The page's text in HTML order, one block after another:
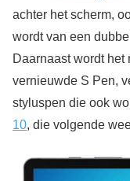
achter het scherm,
wordt van een
Daarnaast wordt
vernieuwde S Pen,
styluspen die ook
10, die volgende